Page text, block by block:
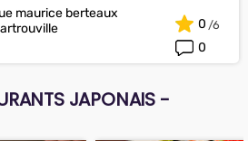
maurice berteaux
0
0
JAPONAIS -